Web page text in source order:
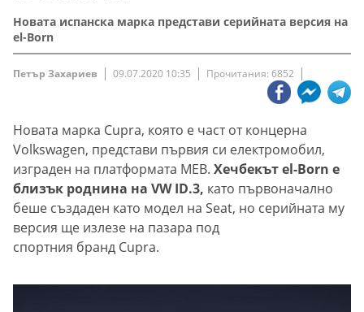
Новата испанска марка представи серийната версия на
el-Born
Петър Захариев 09.07.2020 10:35 Прочитания: 6852
Новата марка Cupra, която е част от концерна
Volkswagen, представи първия си електромобил,
изграден на платформата MEB. Хечбекът el-Born е
близък роднина на VW ID.3, като първоначално
беше създаден като модел на Seat, но серийната му
версия ще излезе на пазара под
спортния бранд Cupra.